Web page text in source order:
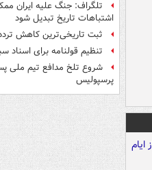
تلگراف: جنگ علیه ایران
اشتباهات تاریخ تبدیل شود
ثبت تاریخی‌ترین کاهش
تنظیم قولنامه برای اسناد
شروع تلخ مدافع تیم ملی
پرسپولیس